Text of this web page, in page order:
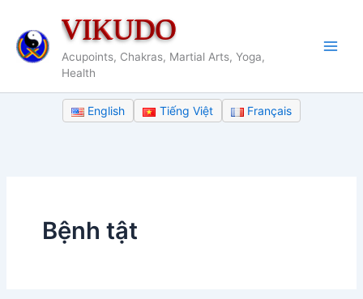
dung
VIKUDO
Acupoints, Chakras, Martial Arts, Yoga,
Health
English Tiếng Việt Français
Bệnh tật